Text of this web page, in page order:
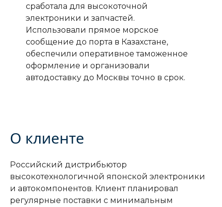
сработала для высокоточной
электроники и запчастей.
Использовали прямое морское
сообщение до порта в Казахстане,
обеспечили оперативное таможенное
оформление и организовали
автодоставку до Москвы точно в срок.
О клиенте
Российский дистрибьютор
высокотехнологичной японской электроники
и автокомпонентов. Клиент планировал
регулярные поставки с минимальным